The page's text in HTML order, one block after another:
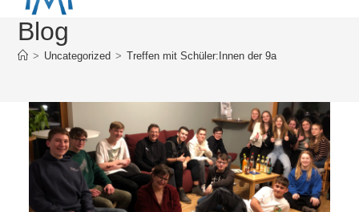
Blog
> Uncategorized > Treffen mit Schüler:Innen der 9a